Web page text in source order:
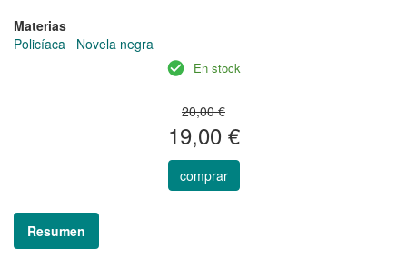
Materias
Policíaca
Novela negra
En stock
20,00 €
19,00 €
comprar
Resumen